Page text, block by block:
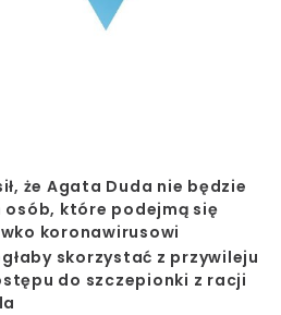
że Agata Duda nie będzie
osób, które podejmą się
koronawirusowi
skorzystać z przywileju
do szczepionki z racji